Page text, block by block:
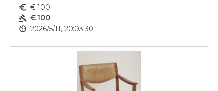
euro_symbol € 100
gavel € 100
av_timer 2026/5/11, 20:03:30